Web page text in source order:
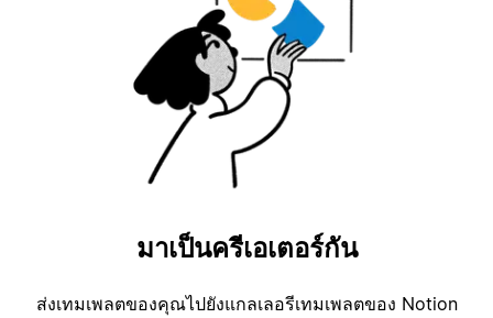
มาเป็นครีเอเตอร์กัน
ส่งเทมเพลตของคุณไปยังแกลเลอรีเทมเพลตของ Notion